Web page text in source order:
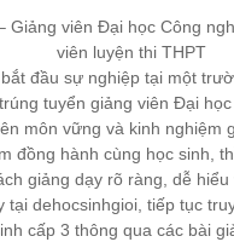
Giảng viên Đại học Công
viên luyện thi THPT
đầu sự nghiệp tại một
tuyển giảng viên Đại
môn vững và kinh nghiệm
đồng hành cùng học sinh,
giảng dạy rõ ràng, dễ hiểu
tại dehocsinhgioi, tiếp tục
cấp 3 thông qua các bài